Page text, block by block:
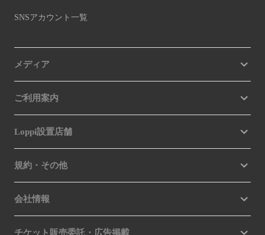
SNSアカウント一覧
メディア
ご利用案内
Loppi設置店舗
規約・その他
会社情報
チケット販売委託・広告掲載